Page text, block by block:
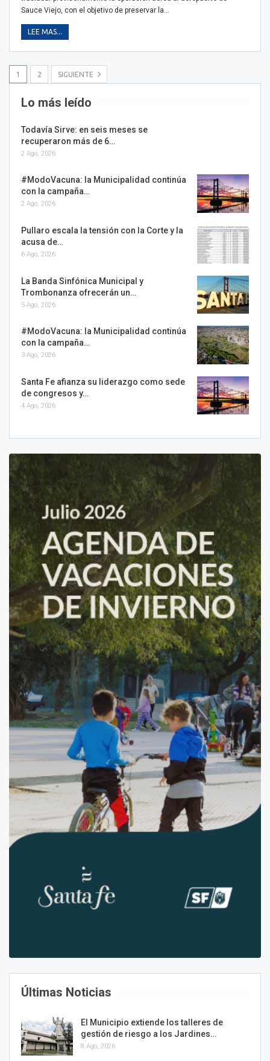
Sauce Viejo, con el objetivo de preservar la…
LEE MAS...
1 2 SIGUIENTE
Lo más leído
Todavía Sirve: en seis meses se
recuperaron más de 6…
2 Ago, 2026
#ModoVacuna: la Municipalidad continúa
con la campaña…
2 Ago, 2026
Pullaro escala la tensión con la Corte y la
acusa de…
6 Ago, 2026
La Banda Sinfónica Municipal y
Trombonanza ofrecerán un…
5 Ago, 2026
#ModoVacuna: la Municipalidad continúa
con la campaña…
3 Ago, 2026
Santa Fe afianza su liderazgo como sede
de congresos y…
4 Ago, 2026
Últimas Noticias
El Municipio extiende los talleres de
gestión de riesgo a los Jardines…
8 Ago, 2026